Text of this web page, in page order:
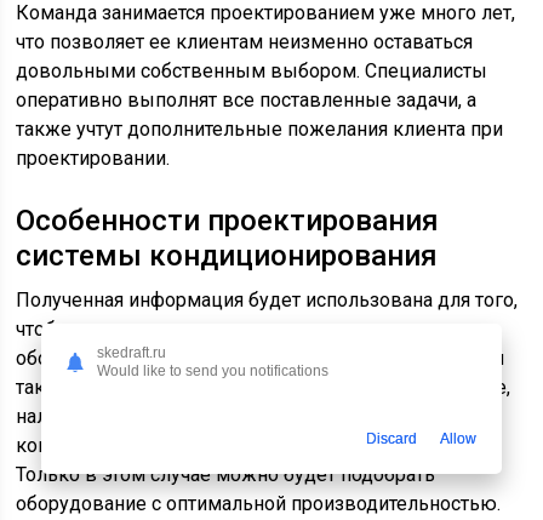
Команда занимается проектированием уже много лет,
что позволяет ее клиентам неизменно оставаться
довольными собственным выбором. Специалисты
оперативно выполнят все поставленные задачи, а
также учтут дополнительные пожелания клиента при
проектировании.
Особенности проектирования
системы кондиционирования
Полученная информация будет использована для того,
чтобы рассчитать оптимальную мощность
оборудования. Для этого также должны быть учтены
такие аспекты, как климатические условия в регионе,
наличие теплогенерирующей техники, включая
компьютеры или микроволновые печи на объекте.
Только в этом случае можно будет подобрать
оборудование с оптимальной производительностью.
skedraft.ru
Would like to send you notifications
Discard Allow